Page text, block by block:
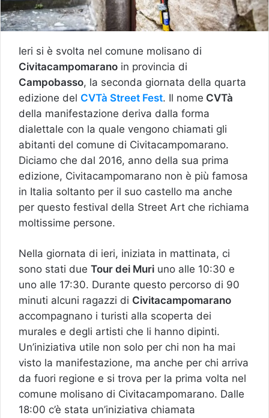
Ieri si è svolta nel comune molisano di
Civitacampomarano in provincia di
Campobasso, la seconda giornata della quarta
edizione del CVTà Street Fest. Il nome CVTà
della manifestazione deriva dalla forma
dialettale con la quale vengono chiamati gli
abitanti del comune di Civitacampomarano.
Diciamo che dal 2016, anno della sua prima
edizione, Civitacampomarano non è più famosa
in Italia soltanto per il suo castello ma anche
per questo festival della Street Art che richiama
moltissime persone.
Nella giornata di ieri, iniziata in mattinata, ci
sono stati due Tour dei Muri uno alle 10:30 e
uno alle 17:30. Durante questo percorso di 90
minuti alcuni ragazzi di Civitacampomarano
accompagnano i turisti alla scoperta dei
murales e degli artisti che li hanno dipinti.
Un’iniziativa utile non solo per chi non ha mai
visto la manifestazione, ma anche per chi arriva
da fuori regione e si trova per la prima volta nel
comune molisano di Civitacampomarano. Dalle
18:00 c’è stata un’iniziativa chiamata